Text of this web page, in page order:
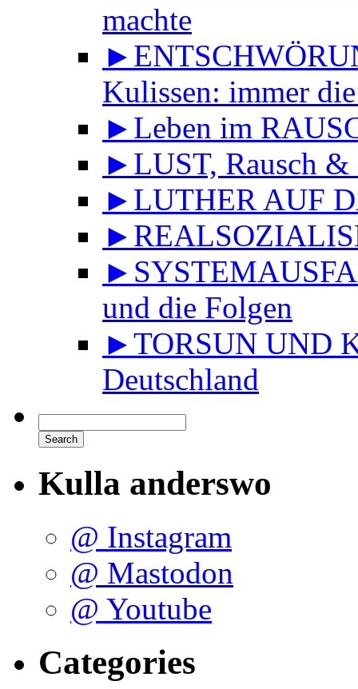
machte
Kulissen: immer
►Leben im
►LUST, Rausch
►LUTHER AUF
und die Folgen
►TORSUN UND
Deutschland
Kulla anderswo
@ Instagram
@ Mastodon
@ Youtube
Categories